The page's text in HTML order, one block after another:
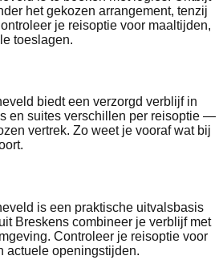
het gekozen arrangement, tenzij
je reisoptie voor maaltijden,
toeslagen.
biedt een verzorgd verblijf in
en suites verschillen per reisoptie —
vertrek. Zo weet je vooraf wat bij
is een praktische uitvalsbasis
Breskens combineer je verblijf met
Controleer je reisoptie voor
actuele openingstijden.